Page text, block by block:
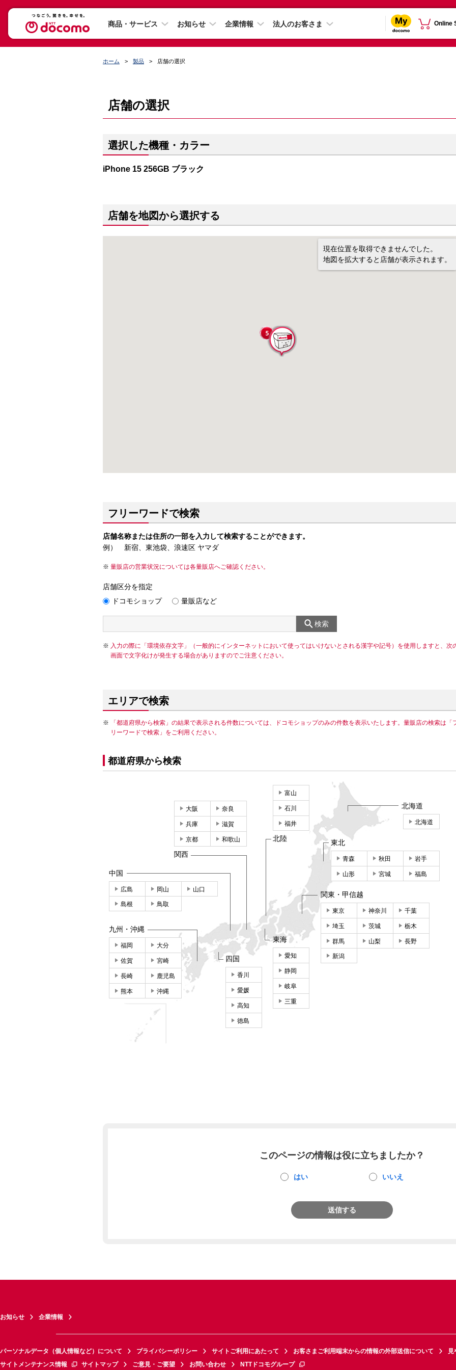
商品・サービス お知らせ 企業情報 法人のお客さま Online
ホーム 製品 店舗の選択
店舗の選択
選択した機種・カラー
iPhone 15 256GB ブラック
店舗を地図から選択する
現在位置を取得できませんでした。
地図を拡大すると店舗が表示されます。
フリーワードで検索
店舗名称または住所の一部を入力して検索することができます。
例） 新宿、東池袋、浪速区 ヤマダ
量販店の営業状況については各量販店へご確認ください。
店舗区分を指定
ドコモショップ
量販店など
検索
入力の際に「環境依存文字」（一般的にインターネットにおいて使ってはいけないとされる漢字や記号）を使用しますと、次
画面で文字化けが発生する場合がありますのでご注意ください。
エリアで検索
「都道府県から検索」の結果で表示される件数については、ドコモショップのみの件数を表示いたします。量販店の検索は「
リーワードで検索」をご利用ください。
都道府県から検索
北海道
北海道
東北
青森 秋田 岩手
山形 宮城 福島
関東・甲信越
東京 神奈川 千葉
埼玉 茨城 栃木
群馬 山梨 長野
新潟
東海
愛知
静岡
岐阜
三重
富山
石川
福井
北陸
大阪 奈良
兵庫 滋賀
京都 和歌山
関西
中国
広島 岡山 山口
島根 鳥取
四国
香川
愛媛
高知
徳島
九州・沖縄
福岡 大分
佐賀 宮崎
長崎 鹿児島
熊本 沖縄
このページの情報は役に立ちましたか？
はい いいえ
送信する
お知らせ 企業情報
パーソナルデータ（個人情報など）について プライバシーポリシー サイトご利用にあたって お客さまご利用端末からの情報の外部送信について
見
サイトメンテナンス情報
サイトマップ ご意見・ご要望 お問い合わせ NTTドコモグループ